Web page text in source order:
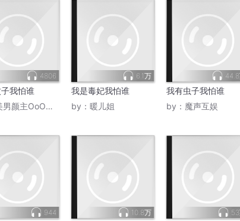
4806
我怕谁
颜主OoO摩天轮
6.1万
我是毒妃我怕谁
by： 暖儿姐
我有虫子我怕谁
by： 魔声互娱
944 10.8万